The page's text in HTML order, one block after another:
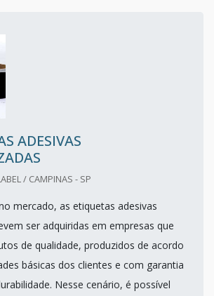
ADESIVAS
/ CAMPINAS - SP
mercado, as etiquetas adesivas
ser adquiridas em empresas que
de qualidade, produzidos de acordo
básicas dos clientes e com garantia
Nesse cenário, é possível